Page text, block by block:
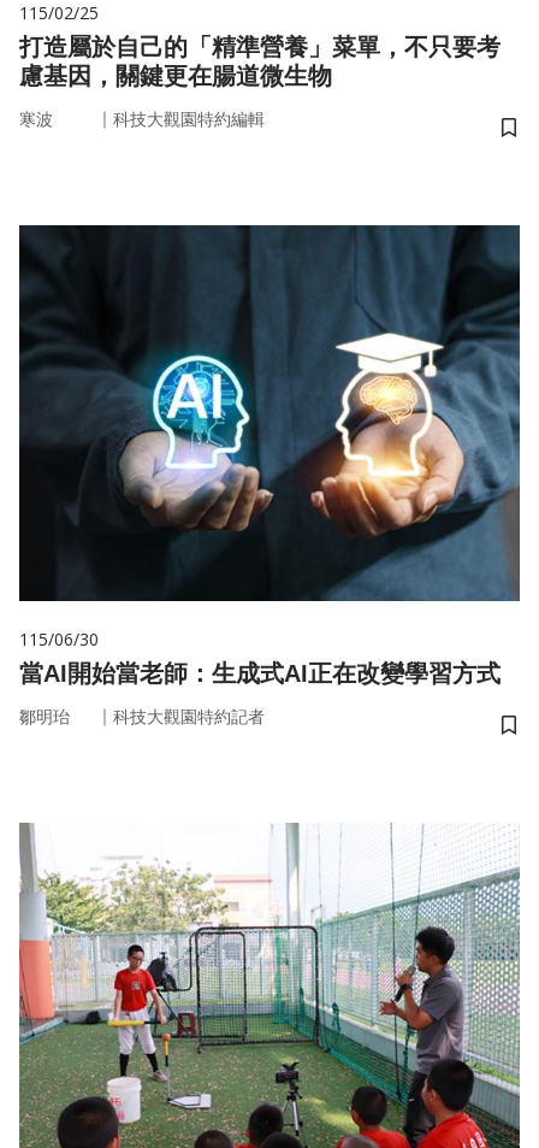
115/02/25
打造屬於自己的「精準營養」菜單，不只要考
慮基因，關鍵更在腸道微生物
寒波 ｜ 科技大觀園特約編輯
儲
115/06/30
當AI開始當老師：生成式AI正在改變學習方式
鄒明珆 ｜ 科技大觀園特約記者
儲